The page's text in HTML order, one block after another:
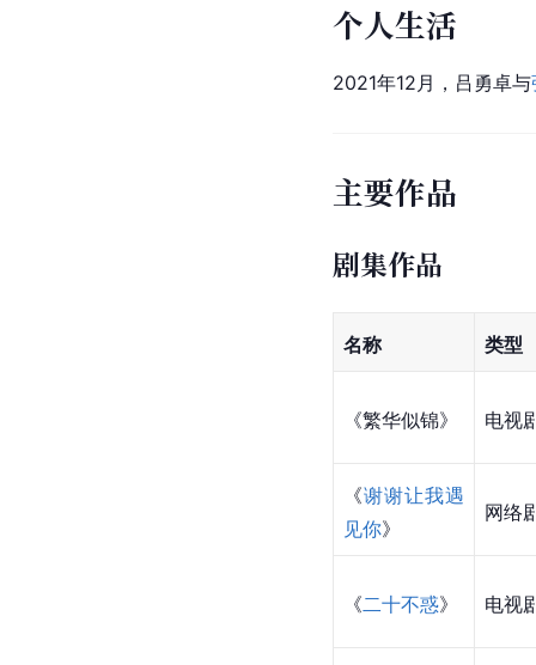
个人生活
2021年12月，吕勇卓与
主要作品
剧集作品
名称 类型
《繁华似锦》 电视
《谢谢让我遇
见你》
网络
《二十不惑》 电视